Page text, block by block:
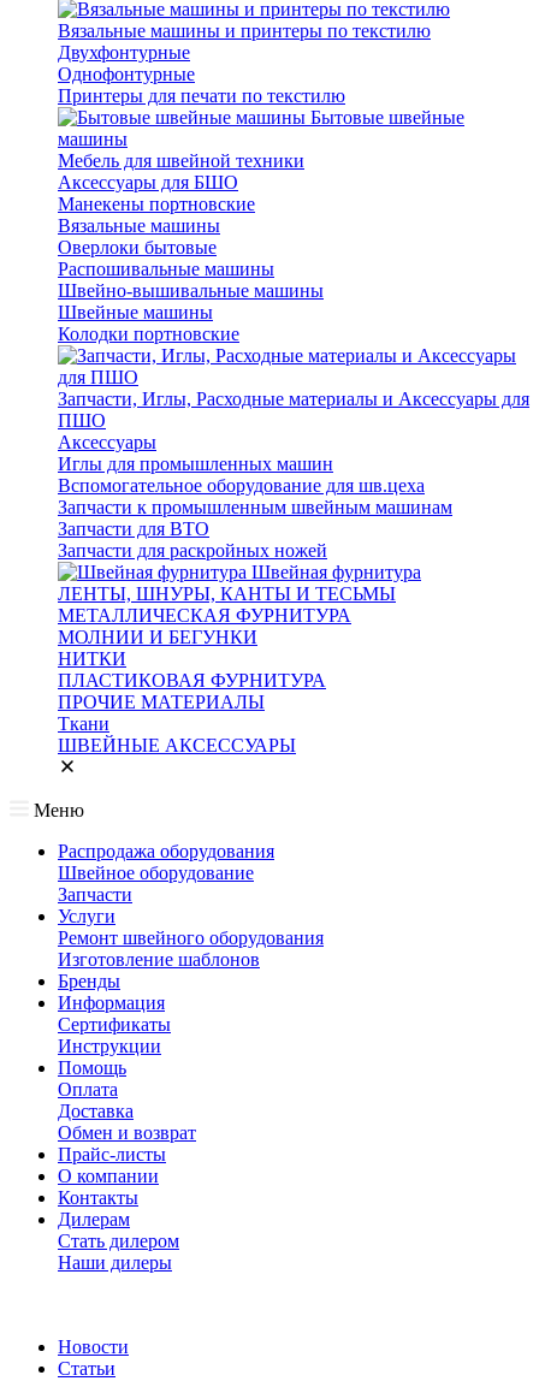
Вязальные машины и принтеры по текстилю
Двухфонтурные
Однофонтурные
Принтеры для печати по текстилю
Бытовые швейные
машины
Мебель для швейной техники
Аксессуары для БШО
Манекены портновские
Вязальные машины
Оверлоки бытовые
Распошивальные машины
Швейно-вышивальные машины
Швейные машины
Колодки портновские
Запчасти, Иглы, Расходные материалы и Аксессуары для
ПШО
Аксессуары
Иглы для промышленных машин
Вспомогательное оборудование для шв.цеха
Запчасти к промышленным швейным машинам
Запчасти для ВТО
Запчасти для раскройных ножей
Швейная фурнитура
ЛЕНТЫ, ШНУРЫ, КАНТЫ И ТЕСЬМЫ
МЕТАЛЛИЧЕСКАЯ ФУРНИТУРА
МОЛНИИ И БЕГУНКИ
НИТКИ
ПЛАСТИКОВАЯ ФУРНИТУРА
ПРОЧИЕ МАТЕРИАЛЫ
Ткани
ШВЕЙНЫЕ АКСЕССУАРЫ
Меню
Распродажа оборудования
Швейное оборудование
Запчасти
Услуги
Ремонт швейного оборудования
Изготовление шаблонов
Бренды
Информация
Сертификаты
Инструкции
Помощь
Оплата
Доставка
Обмен и возврат
Прайс-листы
О компании
Контакты
Дилерам
Стать дилером
Наши дилеры
Новости
Статьи